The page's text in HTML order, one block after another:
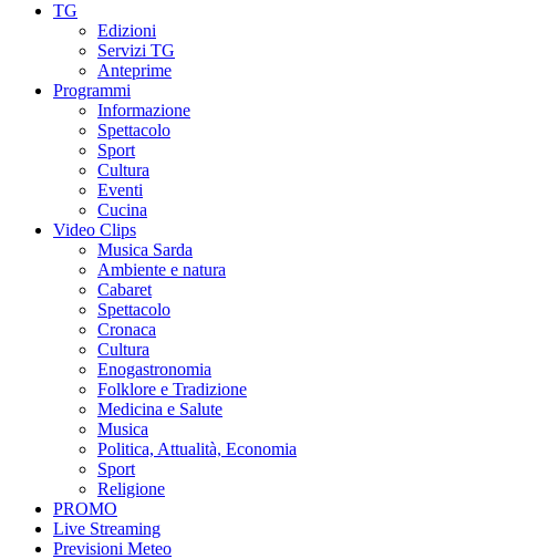
TG
Edizioni
Servizi TG
Anteprime
Programmi
Informazione
Spettacolo
Sport
Cultura
Eventi
Cucina
Video Clips
Musica Sarda
Ambiente e natura
Cabaret
Spettacolo
Cronaca
Cultura
Enogastronomia
Folklore e Tradizione
Medicina e Salute
Musica
Politica, Attualità, Economia
Sport
Religione
PROMO
Live Streaming
Previsioni Meteo